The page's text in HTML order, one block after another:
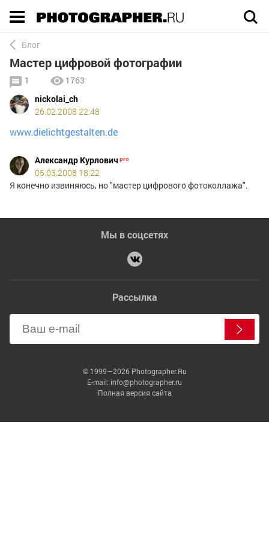
Блог
Мастер цифровой фотографии
1
1763
nickolai_ch
26.02.2008 22:48
www.dielichtgestalten.de
Александр Курлович
05.03.2008 18:22
Я конечно извиняюсь, но "мастер цифрового фотоколлажа".
Мы в соцсетях
Рассылка
© 1999—2026 Photographer.Ru
E-mail: info@photographer.ru
Полная версия сайта